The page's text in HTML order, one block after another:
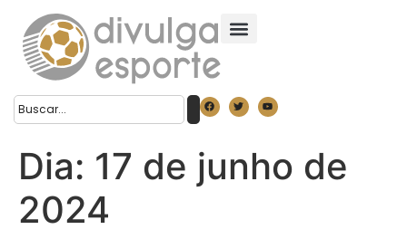
Dia: 17 de junho de
2024